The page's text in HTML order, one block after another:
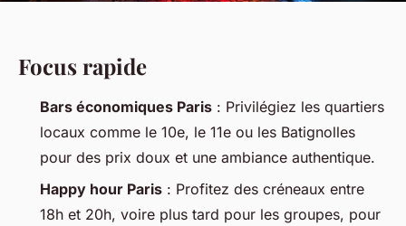
Focus rapide
Bars économiques Paris : Privilégiez les quartiers
locaux comme le 10e, le 11e ou les Batignolles
pour des prix doux et une ambiance authentique.
Happy hour Paris : Profitez des créneaux entre
18h et 20h, voire plus tard pour les groupes, pour